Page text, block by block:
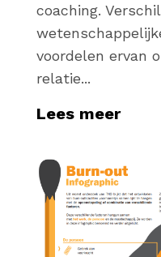
coaching.
voordelen ervan
relatie...
Lees meer